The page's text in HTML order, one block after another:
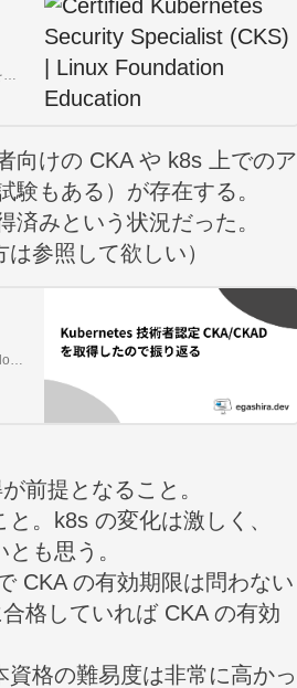
Certified Kubernetes Security Specialist (CKS) 認定は、Kubernetes プラットフォームを保護するためのベスト プラクティスに関する能力を証明します。
向けの CKAや k8s 上でのア
験もある）が存在する。
みという状況だった。
参照して欲しい）
Linux Foundation が提供している Certified Kubernetes Administrator / Application Developer の受験にあたり行ったことや学んだことなどをまとめる
前提となること。
。k8s の変化は激しく、
も思う。
CKA の有効期限は問わない
格していれば CKA の有効
格の難易度は非常に高かっ